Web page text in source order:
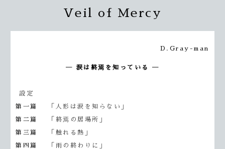
Veil of Mercy
D.Gray-man
― 涙は終焉を知っている ―
設定
第一篇 「人形は涙を知らない」
第二篇 「終焉の居場所」
第三篇 「触れる熱」
第四篇 「雨の終わりに」